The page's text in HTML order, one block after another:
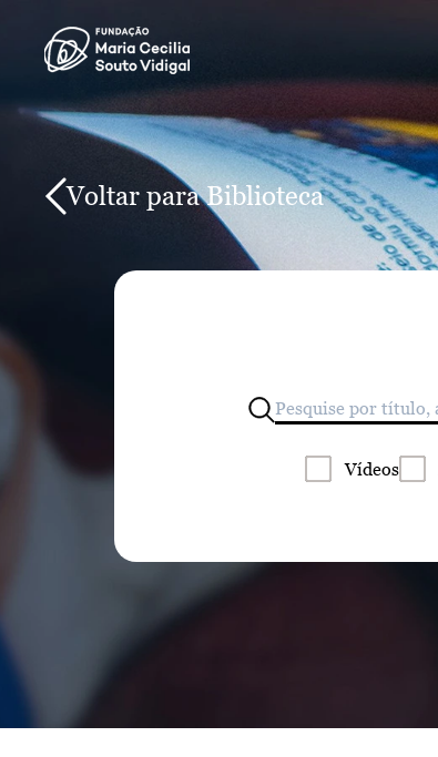
Voltar para Biblioteca
Vídeos